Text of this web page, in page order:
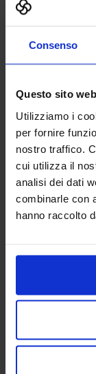
Consenso
Questo sito
Utilizziamo i
per fornire
nostro traffico.
cui utilizza il
analisi dei dati
combinarle con
hanno raccolto
ed il
Un impulso
potrebbe poi
consente di
ne
informazioni
metodologie di
metodologie
comune pratica
Link di